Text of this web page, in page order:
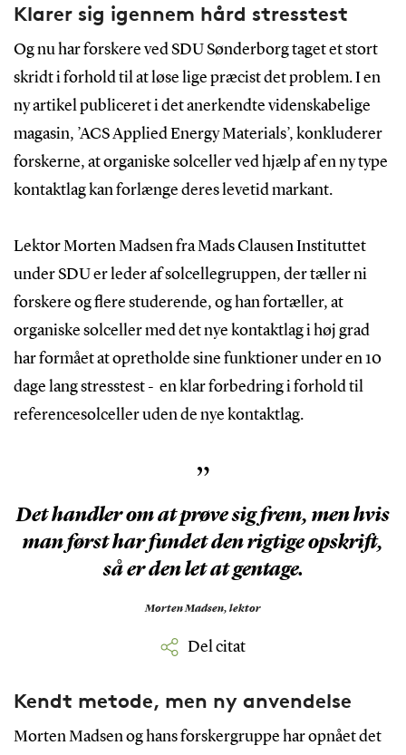
Klarer sig igennem hård stresstest
Og nu har forskere ved SDU Sønderborg taget et stort
skridt i forhold til at løse lige præcist det problem. I en
ny artikel publiceret i det anerkendte videnskabelige
magasin, ’ACS Applied Energy Materials’, konkluderer
forskerne, at organiske solceller ved hjælp af en ny type
kontaktlag kan forlænge deres levetid markant.
Lektor Morten Madsen fra Mads Clausen Instituttet
under SDU er leder af solcellegruppen, der tæller ni
forskere og flere studerende, og han fortæller, at
organiske solceller med det nye kontaktlag i høj grad
har formået at opretholde sine funktioner under en 10
dage lang stresstest - en klar forbedring i forhold til
referencesolceller uden de nye kontaktlag.
”
Det handler om at prøve sig frem, men hvis
man først har fundet den rigtige opskrift,
så er den let at gentage.
Morten Madsen, lektor
Del citat
Kendt metode, men ny anvendelse
Morten Madsen og hans forskergruppe har opnået det